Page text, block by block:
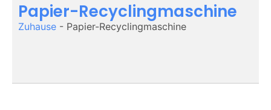
Papier-Recyclingmaschine
Zuhause - Papier-Recyclingmaschine